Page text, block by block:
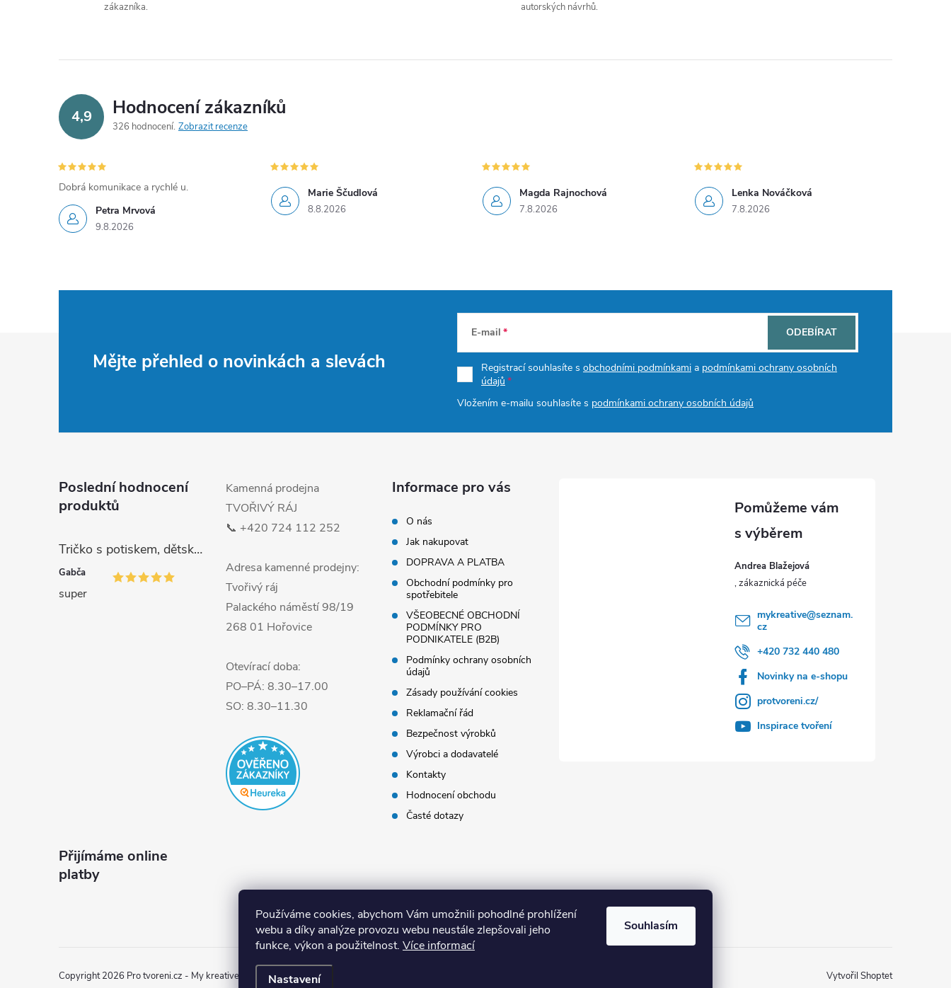
Používáme cookies, abychom Vám umožnili pohodlné prohlížení
webu a díky analýze provozu webu neustále zlepšovali jeho
funkce, výkon a použitelnost. Více informací
Nastavení
Souhlasím
e
l
zákazníka.
autorských návrhů.
4,9 Hodnocení zákazníků
326 hodnocení Zobrazit recenze
Petra Mrvová
9.8.2026
Dobrá komunikace a rychlé u. Marie Ščudlová
8.8.2026
Magda Rajnochová
7.8.2026
Lenka Nováčková
7.8.2026
Mějte přehled o novinkách a slevách
E-mail
Registrací souhlasíte s obchodními podmínkami a podmínkami ochrany osobních
údajů
Vložením e-mailu souhlasíte s podmínkami ochrany osobních údajů
ODEBÍRAT
Poslední hodnocení
produktů
Tričko s potiskem, dětské, MALÁ DRŽKATÁ HOLKA, 1 ks
Gabča
super
Kamenná prodejna
TVOŘIVÝ RÁJ
📞 +420 724 112 252
Adresa kamenné prodejny:
Tvořivý ráj
Palackého náměstí 98/19
268 01 Hořovice
Otevírací doba:
PO–PÁ: 8.30–17.00
SO: 8.30–11.30
Informace pro vás
O nás
Jak nakupovat
DOPRAVA A PLATBA
Obchodní podmínky pro
spotřebitele
VŠEOBECNÉ OBCHODNÍ
PODMÍNKY PRO
PODNIKATELE (B2B)
Podmínky ochrany osobních
údajů
Zásady používání cookies
Reklamační řád
Bezpečnost výrobků
Výrobci a dodavatelé
Kontakty
Hodnocení obchodu
Časté dotazy
Andrea Blažejová
mykreative@seznam.
cz
+420 732 440 480
Novinky na e-shopu
protvoreni.cz/
Inspirace tvoření
Přijímáme online
platby
Vytvořil Shoptet
Copyright 2026 Pro tvoreni.cz - My kreative.cz . Všechna práva vyhrazena.